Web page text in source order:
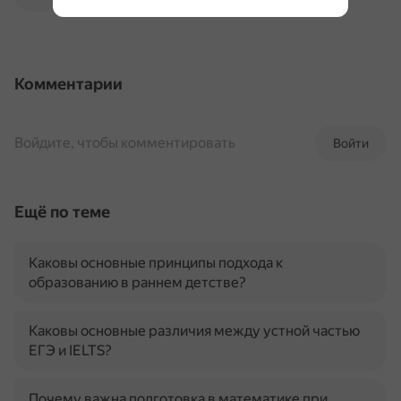
Комментарии
Войти
Войдите, чтобы комментировать
Ещё по теме
Каковы основные принципы подхода к
образованию в раннем детстве?
Каковы основные различия между устной частью
ЕГЭ и IELTS?